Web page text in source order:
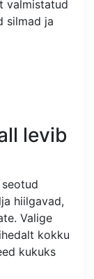
valmistatud
silmad ja
levib
hiilgavad,
Valige
kokku
kukuks